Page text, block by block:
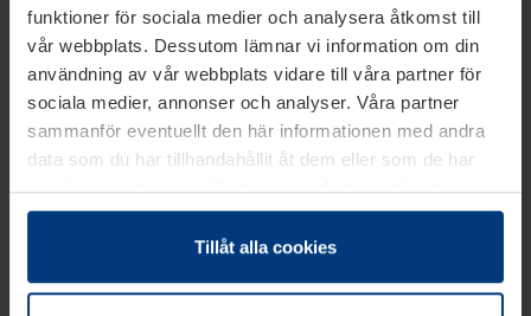
funktioner för sociala medier och analysera åtkomst till
vår webbplats. Dessutom lämnar vi information om din
användning av vår webbplats vidare till våra partner för
sociala medier, annonser och analyser. Våra partner
sammanför eventuellt den här informationen med andra
data som du har tillhandahållit åt dem eller som de har
samlat in inom ramen för din användning av tjänsterna.
Juridiskt kan vi lagra kakor på din enhet, om de är
absolut nödvändiga för driften av den här webbplatsen.
godkännande kan du när som helst ändra eller återkalla i
Tillåt alla cookies